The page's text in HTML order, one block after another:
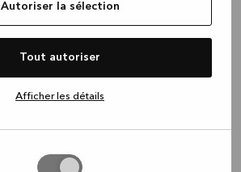
Autoriser la sélection
Tout autoriser
Afficher les détails